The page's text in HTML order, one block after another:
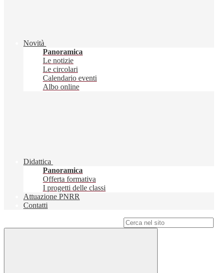
Novità
Panoramica
Le notizie
Le circolari
Calendario eventi
Albo online
Didattica
Panoramica
Offerta formativa
I progetti delle classi
Attuazione PNRR
Contatti